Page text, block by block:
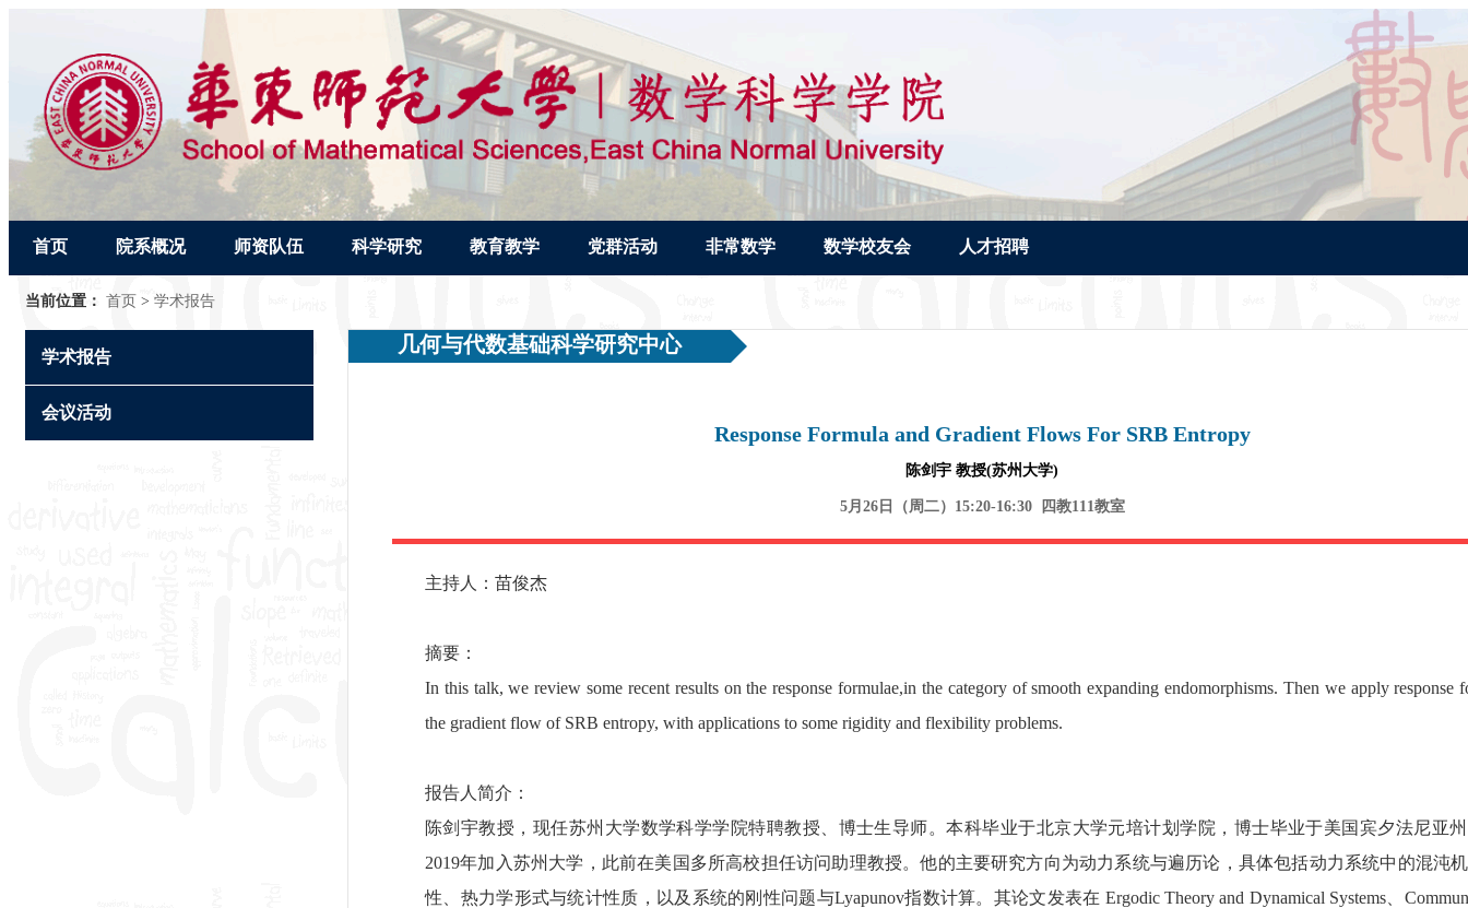
首页 院系概况 师资队伍 科学研究 教育教学 党群活动 非常数学 数学校友会 人才招聘
当前位置： 首页 > 学术报告
学术报告
会议活动
几何与代数基础科学研究中心
Response Formula and Gradient Flows For SRB Entropy
陈剑宇 教授(苏州大学)
5月26日（周二）15:20-16:30 四教111教室
主持人：苗俊杰
摘要：
In this talk, we review some recent results on the response formulae,in the category of smooth expanding endomorphisms. Then we apply response
the gradient flow of SRB entropy, with applications to some rigidity and flexibility problems.
报告人简介：
陈剑宇教授，现任苏州大学数学科学学院特聘教授、博士生导师。本科毕业于北京大学元培计划学院，博士毕业于美国宾夕法尼亚
2019年加入苏州大学，此前在美国多所高校担任访问助理教授。他的主要研究方向为动力系统与遍历论，具体包括动力系统中的混沌
性、热力学形式与统计性质，以及系统的刚性问题与Lyapunov指数计算。其论文发表在 Ergodic Theory and Dynamical Systems、